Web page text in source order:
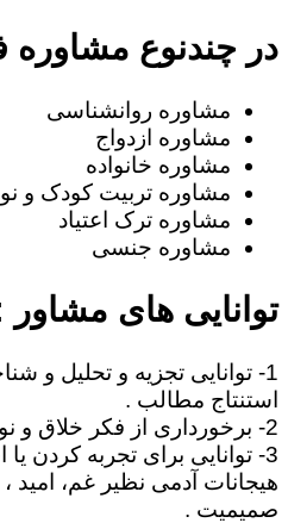
در چندنوع مشاوره
مشاوره روانشناسی
مشاوره ازدواج
مشاوره خانواده
مشاوره تربیت کودک و
مشاوره ترک اعتیاد
مشاوره جنسی
توانایی های مشاور
1- توانایی تجزیه و تحلیل
استنتاج مطالب .
2- برخورداری از فکر خلاق و نوآور .
3- توانایی برای تجربه کردن
هیجانات آدمی نظیر غم،
صمیمیت .